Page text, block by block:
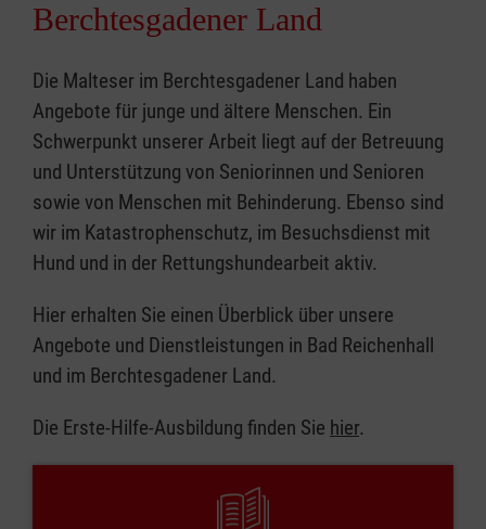
Berchtesgadener Land
Die Malteser im Berchtesgadener Land haben
Angebote für junge und ältere Menschen. Ein
Schwerpunkt unserer Arbeit liegt auf der Betreuung
und Unterstützung von Seniorinnen und Senioren
sowie von Menschen mit Behinderung. Ebenso sind
wir im Katastrophenschutz, im Besuchsdienst mit
Hund und in der Rettungshundearbeit aktiv.
Hier erhalten Sie einen Überblick über unsere
Angebote und Dienstleistungen in Bad Reichenhall
und im Berchtesgadener Land.
Die Erste-Hilfe-Ausbildung finden Sie hier.